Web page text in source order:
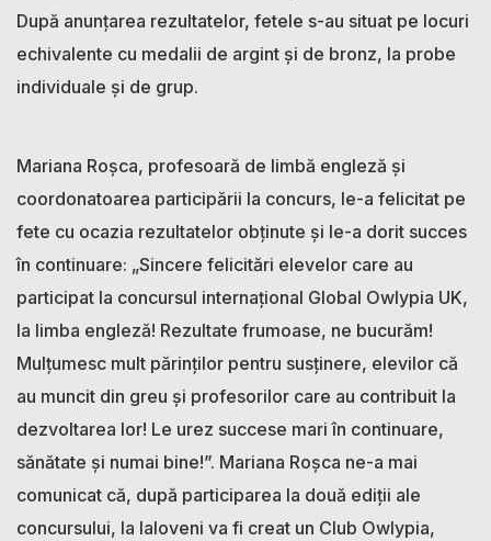
După anunțarea rezultatelor, fetele s-au situat pe locuri
echivalente cu medalii de argint și de bronz, la probe
individuale și de grup.
Mariana Roșca, profesoară de limbă engleză și
coordonatoarea participării la concurs, le-a felicitat pe
fete cu ocazia rezultatelor obținute și le-a dorit succes
în continuare: „Sincere felicitări elevelor care au
participat la concursul internațional Global Owlypia UK,
la limba engleză! Rezultate frumoase, ne bucurăm!
Mulțumesc mult părinților pentru susținere, elevilor că
au muncit din greu și profesorilor care au contribuit la
dezvoltarea lor! Le urez succese mari în continuare,
sănătate și numai bine!”. Mariana Roșca ne-a mai
comunicat că, după participarea la două ediții ale
concursului, la Ialoveni va fi creat un Club Owlypia,